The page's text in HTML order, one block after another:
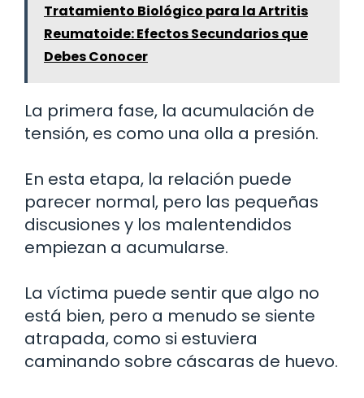
Tratamiento Biológico para la Artritis
Reumatoide: Efectos Secundarios que
Debes Conocer
La primera fase, la acumulación de
tensión, es como una olla a presión.
En esta etapa, la relación puede
parecer normal, pero las pequeñas
discusiones y los malentendidos
empiezan a acumularse.
La víctima puede sentir que algo no
está bien, pero a menudo se siente
atrapada, como si estuviera
caminando sobre cáscaras de huevo.